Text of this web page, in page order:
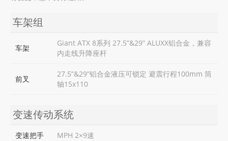
车架组
车架
Giant ATX 8系列 27.5”&29” ALUXX铝合金，兼容
内走线升降座杆
前叉
27.5”&29”铝合金液压可锁定 避震行程100mm 筒
轴15x110
变速传动系统
变速把手 MPH 2×9速